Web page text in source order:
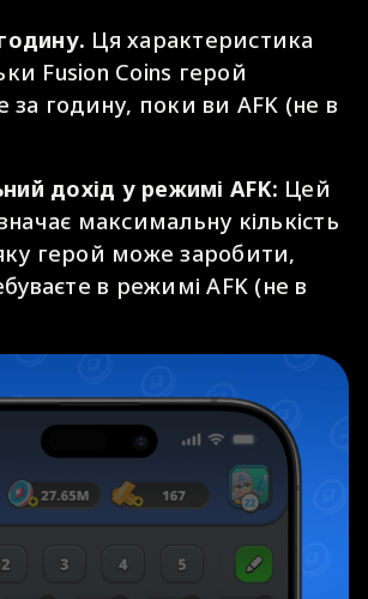
Ця характеристика
Fusion Coins герой
годину, поки ви AFK (не в
дохід у режимі AFK: Цей
максимальну кількість
герой може заробити,
в режимі AFK (не в